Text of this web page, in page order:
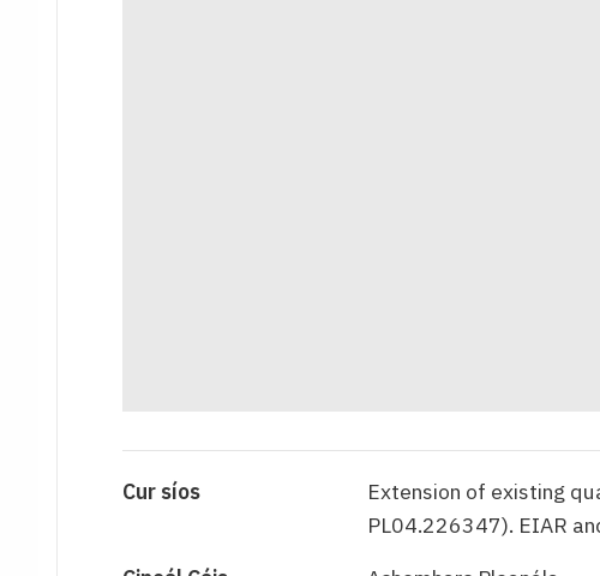
Cur síos
Extension of existing
PL04.226347). EIAR